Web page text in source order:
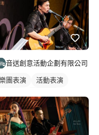
音送創意活動企劃有限公司
團表演
活動表演
唱歌手
活動主持
禮表演